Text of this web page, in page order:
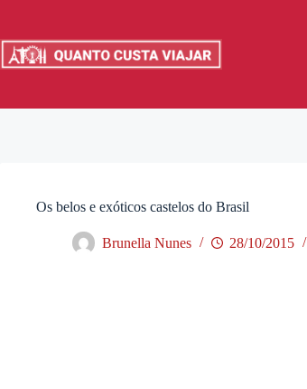
o
conteúdo
Os belos e exóticos castelos do Brasil
Brunella Nunes 28/10/2015